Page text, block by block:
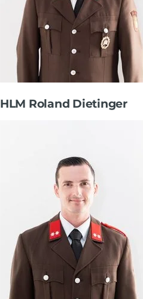
HLM Roland Dietinger